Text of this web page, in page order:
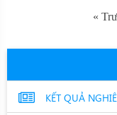
«
KẾT QUẢ